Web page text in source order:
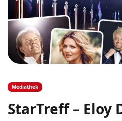
Mediathek
StarTreff – Eloy